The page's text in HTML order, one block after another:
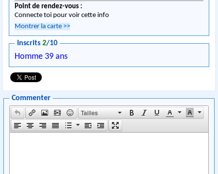
Point de rendez-vous :
Connecte toi pour voir cette info
Montrer la carte >>
Inscrits2/10
Homme 39 ans
Commenter
Tailles